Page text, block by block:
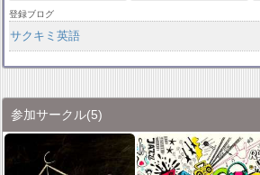
登録ブログ
サクキミ英語
参加サークル(5)